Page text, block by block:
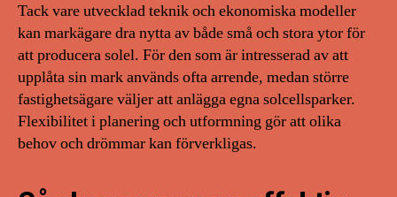
Tack vare utvecklad teknik och ekonomiska modeller
kan markägare dra nytta av både små och stora ytor för
att producera solel. För den som är intresserad av att
upplåta sin mark används ofta arrende, medan större
fastighetsägare väljer att anlägga egna solcellsparker.
Flexibilitet i planering och utformning gör att olika
behov och drömmar kan förverkligas.